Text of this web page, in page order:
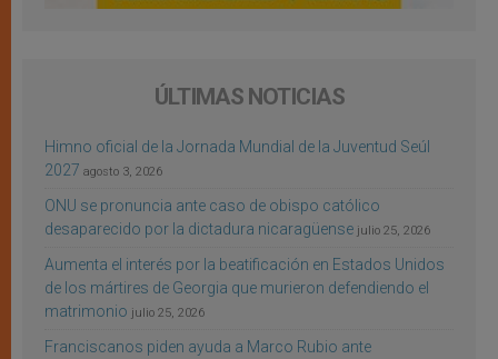
ÚLTIMAS NOTICIAS
Himno oficial de la Jornada Mundial de la Juventud Seúl
2027 agosto 3, 2026
ONU se pronuncia ante caso de obispo católico
desaparecido por la dictadura nicaragüense julio 25, 2026
Aumenta el interés por la beatificación en Estados Unidos
de los mártires de Georgia que murieron defendiendo el
matrimonio julio 25, 2026
Franciscanos piden ayuda a Marco Rubio ante